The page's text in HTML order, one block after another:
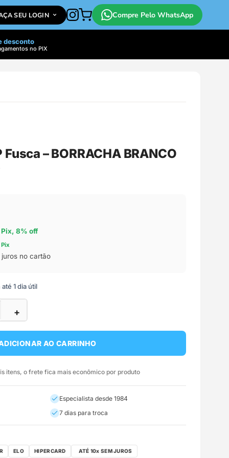
SEU LOGIN Compre Pelo WhatsApp
desconto
no PIX
– BORRACHA BRANCO
8% off
juros no cartão
1 dia útil
+
AO CARRINHO
itens, o frete fica mais econômico por produto
Especialista desde 1984
7 dias para troca
ELO HIPERCARD